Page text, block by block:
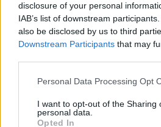
disclosure of your personal
IAB’s list of downstream
also be disclosed by us to third
Downstream Participants that may
Please note that this website/app
not limited to your visit or usage
grant or deny consent to Google
Personal Data Processing Opt
I want to opt-out of the Sharing
personal data.
Opted In
A BAROKK ÖSSZES
KIVÁLÓ PROGRAM VÁR
GYŐRBEN
Középpontban a hagyományőrzés,